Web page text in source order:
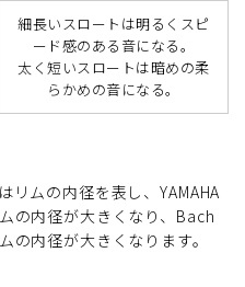
細長いスロートは明るくスピ
ード感のある音になる。
太く短いスロートは暗めの柔
らかめの音になる。
リムの内径を表し、YAMAHA
の内径が大きくなり、Bach
の内径が大きくなります。